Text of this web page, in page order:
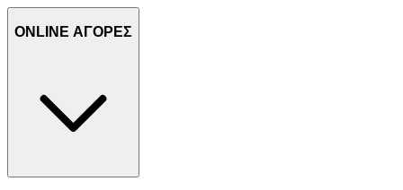
ONLINE ΑΓΟΡΕΣ